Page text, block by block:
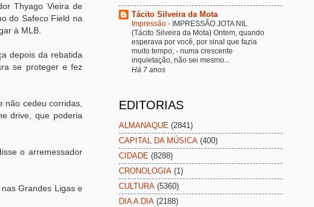
Thyago Vieira de
do Safeco Field na
à MLB.
depois da rebatida
se proteger e fez
não cedeu corridas,
drive, que poderia
o arremessador
Grandes Ligas e
Tácito Silveira da Mota
Impressão - IMPRESSÃO JOTA NIL
(Tácito Silveira da Mota) Ontem, quando
esperava por você, por sinal que fazia
muito tempo, - numa crescente
inquietação, não sei mesmo...
Há 7 anos
EDITORIAS
ALMANAQUE (2841)
CAPITAL DA MÚSICA (400)
CIDADE (8288)
CRONOLOGIA (1)
CULTURA (5360)
DIA A DIA (2188)